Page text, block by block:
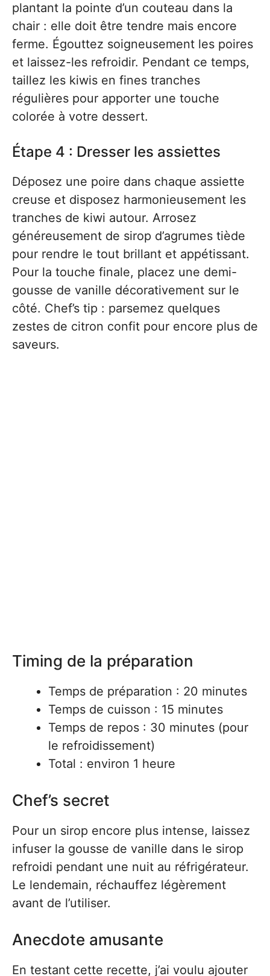
plantant la pointe d’un couteau dans la
chair : elle doit être tendre mais encore
ferme. Égouttez soigneusement les poires
et laissez-les refroidir. Pendant ce temps,
taillez les kiwis en fines tranches
régulières pour apporter une touche
colorée à votre dessert.
Étape 4 : Dresser les assiettes
Déposez une poire dans chaque assiette
creuse et disposez harmonieusement les
tranches de kiwi autour. Arrosez
généreusement de sirop d’agrumes tiède
pour rendre le tout brillant et appétissant.
Pour la touche finale, placez une demi-
gousse de vanille décorativement sur le
côté. Chef’s tip : parsemez quelques
zestes de citron confit pour encore plus de
saveurs.
Timing de la préparation
Temps de préparation : 20 minutes
Temps de cuisson : 15 minutes
Temps de repos : 30 minutes (pour
le refroidissement)
Total : environ 1 heure
Chef’s secret
Pour un sirop encore plus intense, laissez
infuser la gousse de vanille dans le sirop
refroidi pendant une nuit au réfrigérateur.
Le lendemain, réchauffez légèrement
avant de l’utiliser.
Anecdote amusante
En testant cette recette, j’ai voulu ajouter